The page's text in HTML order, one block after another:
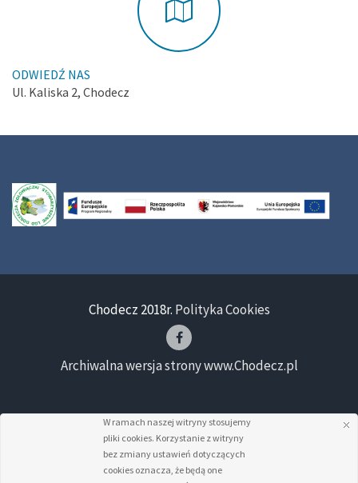
ODWIEDŹ NAS
Ul. Kaliska 2, Chodecz
Chodecz 2018r. Polityka Cookies
Archiwalna wersja strony www.Chodecz.pl
W ramach naszej witryny stosujemy
pliki cookies. Korzystanie z witryny
bez zmiany ustawień dotyczących
cookies oznacza, że będą one